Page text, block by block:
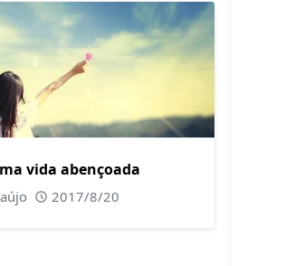
vida abençoada
2017/8/20